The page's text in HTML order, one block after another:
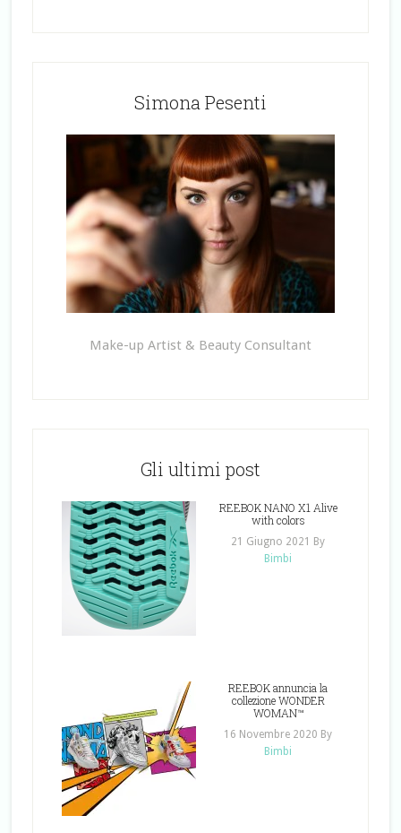
Simona Pesenti
Make-up Artist & Beauty Consultant
Gli ultimi post
REEBOK NANO X1 Alive
with colors
21 Giugno 2021 By
Bimbi
REEBOK annuncia la
collezione WONDER
WOMAN™
16 Novembre 2020 By
Bimbi